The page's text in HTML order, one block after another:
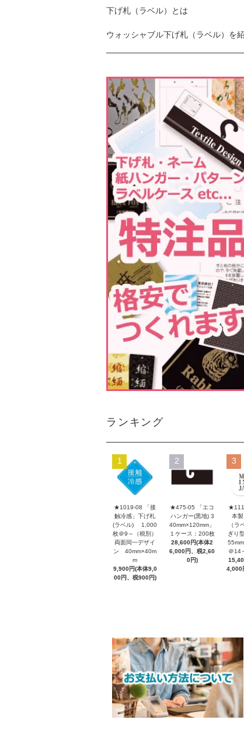
下げ札（ラベル）とは
ウォッシャブル下げ札（ラベル）を
ランキング
1
★1019-08 「接
触冷感」下げ札
(ラベル) 1,000
枚＠9～（税別）
両面同一デザイ
ン 40mm×40m
m
9,900円(本体9,0
00円、税900円)
2
★475-05 「エコ
ハンガー(黒地) 3
40mm×120mm」
１ケース：200枚
28,600円(本体2
6,000円、税2,60
0円)
3
本
（ラ
ぎり
＠14
4,000